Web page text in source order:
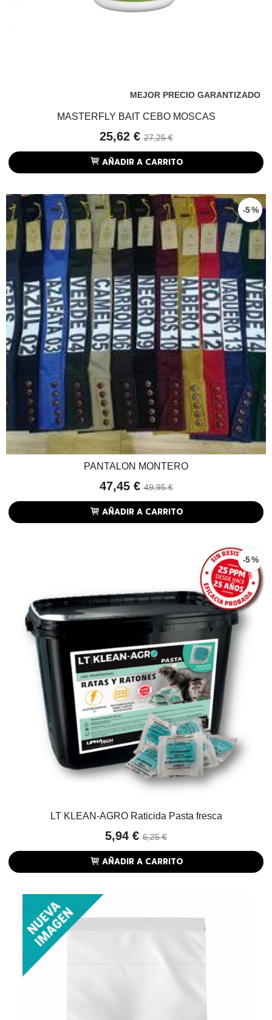
MEJOR PRECIO GARANTIZADO
MASTERFLY BAIT CEBO MOSCAS
25,62 €27,25 €
AÑADIR A CARRITO
-5 %
PANTALON MONTERO
47,45 €49,95 €
AÑADIR A CARRITO
-5 %
LT KLEAN-AGRO Raticida Pasta fresca
5,94 € 6,25 €
AÑADIR A CARRITO